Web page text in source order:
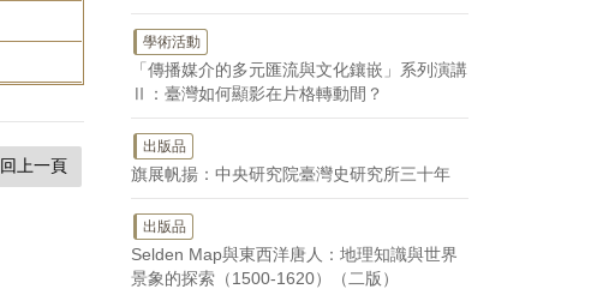
回上一頁
學術活動
「傳播媒介的多元匯流與文化鑲嵌」系列演講
Ⅱ：臺灣如何顯影在片格轉動間？
出版品
旗展帆揚：中央研究院臺灣史研究所三十年
出版品
Selden Map與東西洋唐人：地理知識與世界
景象的探索（1500-1620）（二版）